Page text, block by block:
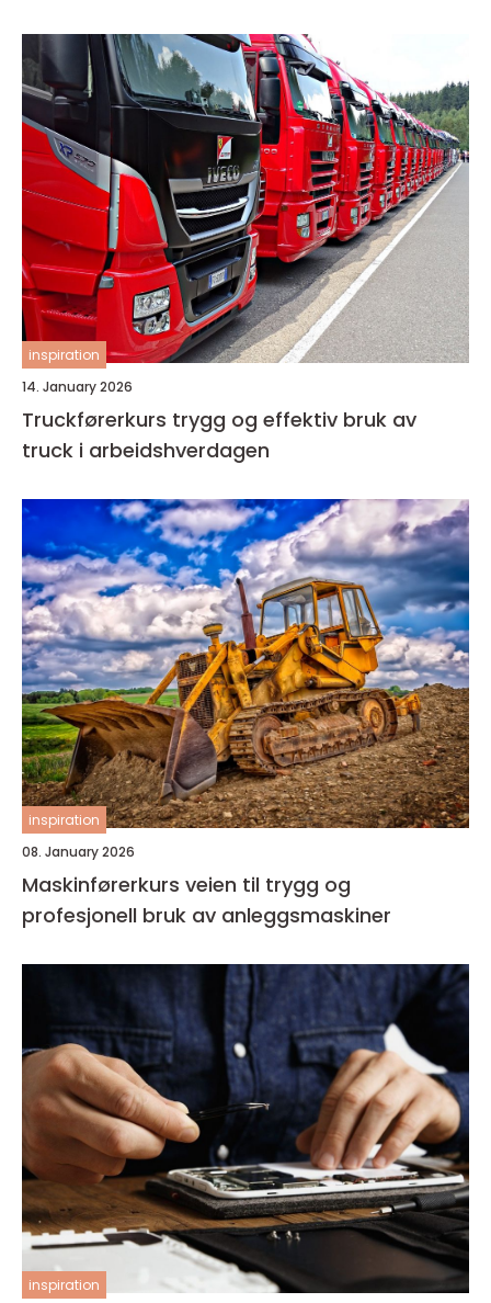
inspiration
14. January 2026
Truckførerkurs trygg og effektiv bruk av
truck i arbeidshverdagen
inspiration
08. January 2026
Maskinførerkurs veien til trygg og
profesjonell bruk av anleggsmaskiner
inspiration